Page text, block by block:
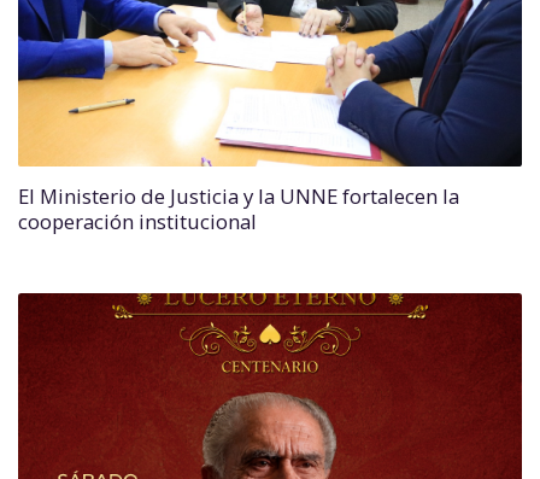
El Ministerio de Justicia y la UNNE fortalecen la
cooperación institucional